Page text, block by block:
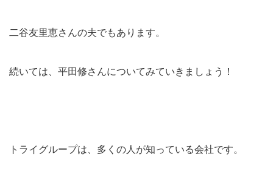
二谷友里恵さんの夫でもあります。
続いては、平田修さんについてみていきましょう！
トライグループは、多くの人が知っている会社です。